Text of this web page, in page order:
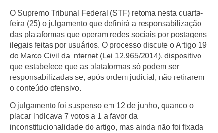
O Supremo Tribunal Federal (STF) retoma nesta quarta-
feira (25) o julgamento que definirá a responsabilização
das plataformas que operam redes sociais por postagens
ilegais feitas por usuários. O processo discute o Artigo 19
do Marco Civil da Internet (Lei 12.965/2014), dispositivo
que estabelece que as plataformas só podem ser
responsabilizadas se, após ordem judicial, não retirarem
o conteúdo ofensivo.
O julgamento foi suspenso em 12 de junho, quando o
placar indicava 7 votos a 1 a favor da
inconstitucionalidade do artigo, mas ainda não foi fixada